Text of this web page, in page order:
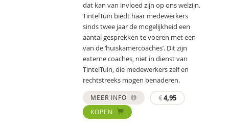
dat kan van invloed zijn op ons welzijn.
TintelTuin biedt haar medewerkers
sinds twee jaar de mogelijkheid een
aantal gesprekken te voeren met een
van de ‘huiskamercoaches’. Dit zijn
externe coaches, niet in dienst van
TintelTuin, die medewerkers zelf en
rechtstreeks mogen benaderen.
MEER INFO €4,95
KOPEN